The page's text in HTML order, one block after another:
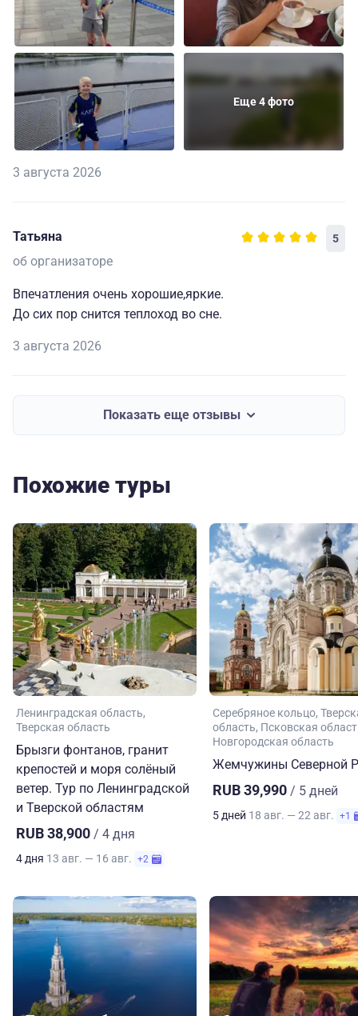
Еще 4 фото
3 августа 2026
Татьяна 5
об организаторе
Впечатления очень хорошие,яркие.
До сих пор снится теплоход во сне.
3 августа 2026
Показать еще отзывы
Похожие туры
Ленинградская область
Тверская область
Брызги фонтанов, гранит
крепостей и моря солёный
ветер. Тур по Ленинградской
и Тверской областям
RUB 38,900 / 4 дня
4 дня 13 авг. — 16 авг. +2
Серебряное кольцо
область Псковская
Новгородская область
Жемчужины Северной
RUB 39,990 / 5 дней
5 дней 18 авг. — 22 авг. +1